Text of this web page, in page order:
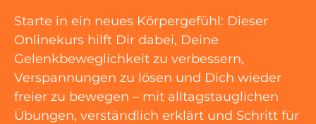
Starte in ein neues Körpergefühl: Dieser
Onlinekurs hilft Dir dabei, Deine
Gelenkbeweglichkeit zu verbessern,
Verspannungen zu lösen und Dich wieder
freier zu bewegen – mit alltagstauglichen
Übungen, verständlich erklärt und Schritt für